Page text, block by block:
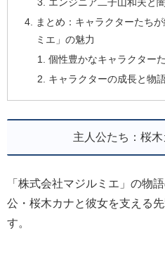
エンジニア二子山和夫と
まとめ：キャラクターたち
ミエ」の魅力
個性豊かなキャラクター
キャラクターの成長と物
主人公たち：桜
「株式会社マジルミエ」の物
公・桜木カナと彼女を支える
す。